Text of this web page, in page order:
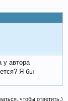
у автора
Я бы
чтобы ответить.)